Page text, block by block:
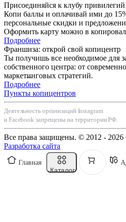
Присоединяйся к клубу привилегий
Копи баллы и оплачивай ими до
персональные скидки и
Оформить карту можно в
Подробнее
Франшиза: открой свой копицентр
Ты получишь все необходимое для
собственного центра: от
маркетинговых стратегий.
Подробнее
Пункты копицентров
Деятельность организаций Instagram
и Facebook запрещены на территории РФ.
Все права защищены. © 2012 - 2026
Разработка сайта
Главная
Каталог